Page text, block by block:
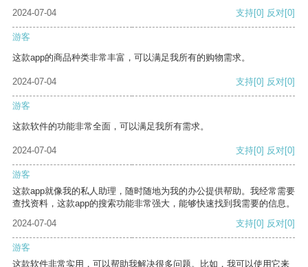
2024-07-04 支持[0] 反对[0]
游客
这款app的商品种类非常丰富，可以满足我所有的购物需求。
2024-07-04 支持[0] 反对[0]
游客
这款软件的功能非常全面，可以满足我所有需求。
2024-07-04 支持[0] 反对[0]
游客
这款app就像我的私人助理，随时随地为我的办公提供帮助。我经常需要
查找资料，这款app的搜索功能非常强大，能够快速找到我需要的信息。
2024-07-04
支持[0] 反对[0]
游客
这款软件非常实用，可以帮助我解决很多问题。比如，我可以使用它来